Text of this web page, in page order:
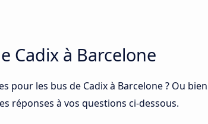
Cadix à Barcelone
pour les bus de Cadix à Barcelone ? Ou
réponses à vos questions ci-dessous.